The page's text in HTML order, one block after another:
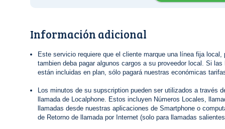
Información adicional
Este servicio requiere que el cliente marque una línea fija local,
tambien deba pagar algunos cargos a su proveedor local. Si
están incluidas en plan, sólo pagará nuestras económicas
Los minutos de su supscription pueden ser utilizados a través
llamada de Localphone. Estos incluyen Números Locales,
llamadas desde nuestras aplicaciones de Smartphone o
de Retorno de llamada por Internet (solo para llamadas